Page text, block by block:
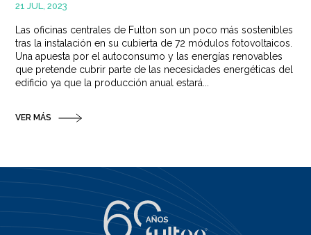
21 JUL, 2023
Las oficinas centrales de Fulton son un poco más sostenibles
tras la instalación en su cubierta de 72 módulos fotovoltaicos.
Una apuesta por el autoconsumo y las energías renovables
que pretende cubrir parte de las necesidades energéticas del
edificio ya que la producción anual estará...
VER MÁS